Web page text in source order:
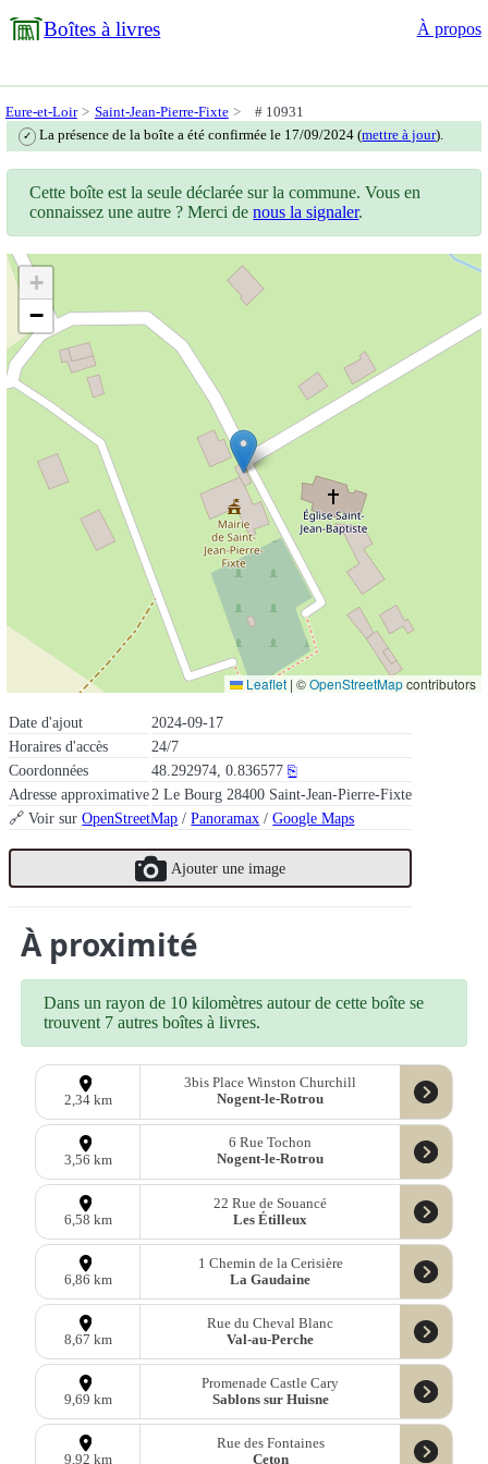
Boîtes à livres À propos
Eure-et-Loir Saint-Jean-Pierre-Fixte # 10931
✓ La présence de la boîte a été confirmée le 17/09/2024 (mettre à jour).
Date d'ajout
2024-09-17
Horaires d'accès
24/7
Coordonnées
48.292974, 0.836577 ⎘
Adresse approximative2 Le Bourg 28400 Saint-Jean-Pierre-Fixte
🔗 Voir surOpenStreetMap /Panoramax /Google Maps
Ajouter une image
Cette boîte est la seule déclarée sur la commune. Vous en
connaissez une autre ? Merci denous la signaler.
+
−
Leaflet | ©OpenStreetMapcontributors
À proximité
Dans un rayon de 10 kilomètres autour de cette boîte se
trouvent 7 autres boîtes à livres.
2,34 km
3bis Place Winston Churchill
Nogent-le-Rotrou
3,56 km
6 Rue Tochon
Nogent-le-Rotrou
6,58 km
22 Rue de Souancé
Les Étilleux
6,86 km
1 Chemin de la Cerisière
La Gaudaine
8,67 km
Rue du Cheval Blanc
Val-au-Perche
9,69 km
Promenade Castle Cary
Sablons sur Huisne
9,92 km
Rue des Fontaines
Ceton